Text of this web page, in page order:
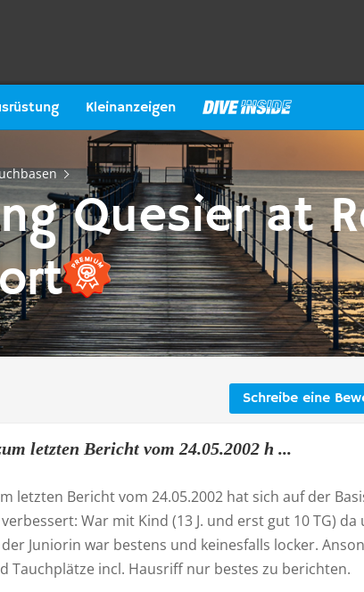
Kleinanzeigen
Quesier at
Schreibe eine
letzten Bericht vom 24.05.2002 h ...
letzten Bericht vom 24.05.2002 hat sich auf der
War mit Kind (13 J. und erst gut 10 TG) da
Juniorin war bestens und keinesfalls locker.
Tauchplätze incl. Hausriff nur bestes zu berichten.